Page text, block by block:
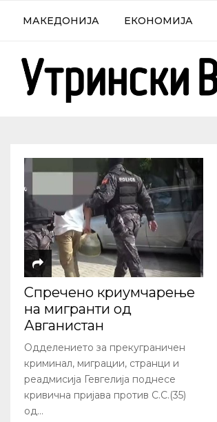
МАКЕДОНИЈА ЕКОНОМИЈА
Спречено криумчарење
на мигранти од
Авганистан
Одделението за прекуграничен
криминал, миграции, странци и
реадмисија Гевгелија поднесе
кривична пријава против С.С.(35)
од...